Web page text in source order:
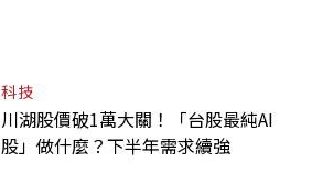
科技
川湖股價破1萬大關！「台股最純AI
股」做什麼？下半年需求續強